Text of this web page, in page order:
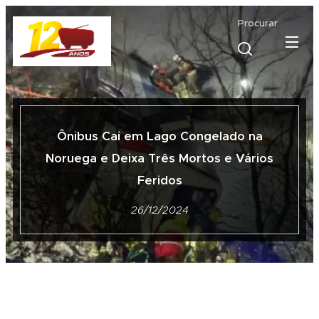
Procurar
Ônibus Cai em Lago Congelado na
Noruega e Deixa Três Mortos e Vários
Feridos
26/12/2024